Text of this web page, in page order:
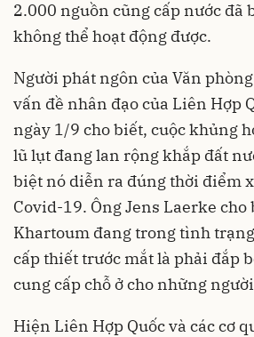
2.000 nguồn cũng cấp nước đã
không thể hoạt động được.
Người phát ngôn của Văn
vấn đề nhân đạo của Liên Hợp
ngày 1/9 cho biết, cuộc khủng
lũ lụt đang lan rộng khắp đất
biệt nó diễn ra đúng thời điểm
Covid-19. Ông Jens Laerke
Khartoum đang trong tình
cấp thiết trước mắt là phải đắp
cung cấp chỗ ở cho những
Hiện Liên Hợp Quốc và các cơ